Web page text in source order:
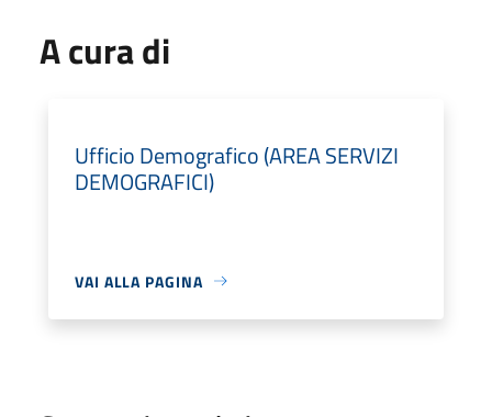
A cura di
Ufficio Demografico (AREA SERVIZI
DEMOGRAFICI)
VAI ALLA PAGINA